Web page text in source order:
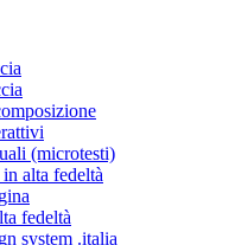
(microtesti)
alta fedeltà
fedeltà
system .italia